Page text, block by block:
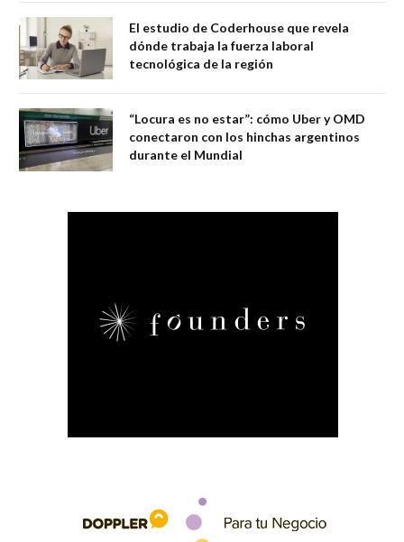
El estudio de Coderhouse que revela
dónde trabaja la fuerza laboral
tecnológica de la región
“Locura es no estar”: cómo Uber y OMD
conectaron con los hinchas argentinos
durante el Mundial